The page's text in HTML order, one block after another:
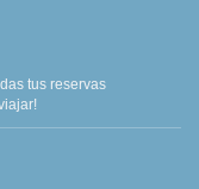
tus reservas